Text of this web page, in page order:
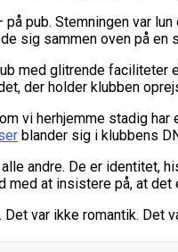
på pub. Stemningen var
sig sammen oven på en
med glitrende faciliteter
der holder klubben
vi herhjemme stadig
blander sig i klubbens
andre. De er identitet,
at insistere på, at det
Det var ikke romantik.